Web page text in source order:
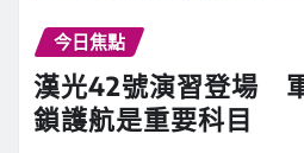
今日焦點
漢光42號演習登場
鎖護航是重要科目